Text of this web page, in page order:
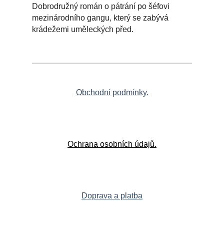
Dobrodružný román o pátrání po šéfovi
mezinárodního gangu, který se zabývá
krádežemi uměleckých před.
Obchodní podmínky.
Ochrana osobních údajů.
Doprava a platba